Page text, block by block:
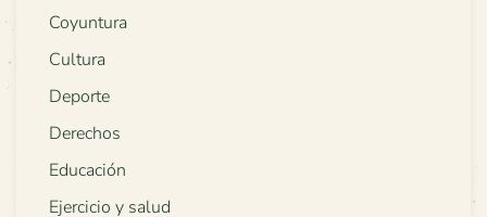
Coyuntura
Cultura
Deporte
Derechos
Educación
Ejercicio y salud